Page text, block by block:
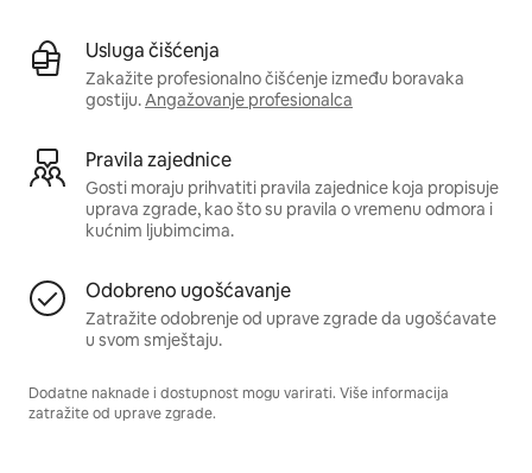
Usluga čišćenja
Zakažite profesionalno čišćenje između boravaka
gostiju.Angažovanje profesionalca
Pravila zajednice
Gosti moraju prihvatiti pravila zajednice koja propisuje
uprava zgrade, kao što su pravila o vremenu odmora i
kućnim ljubimcima.
Odobreno ugošćavanje
Zatražite odobrenje od uprave zgrade da ugošćavate
u svom smještaju.
Dodatne naknade i dostupnost mogu varirati. Više informacija
zatražite od uprave zgrade.